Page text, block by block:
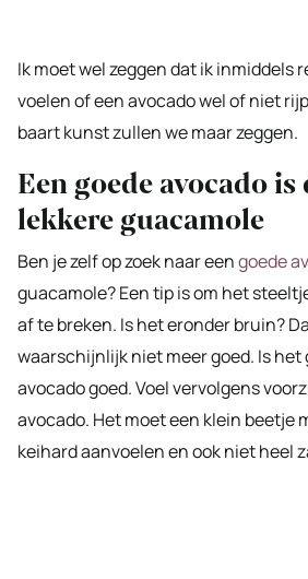
Ik moet wel zeggen dat ik inmiddels
voelen of een avocado wel of niet
baart kunst zullen we maar zeggen.
Een goede avocado is
lekkere guacamole
Ben je zelf op zoek naar eengoede
guacamole? Een tip is om het
af te breken. Is het eronder bruin?
waarschijnlijk niet meer goed. Is het
avocado goed. Voel vervolgens
avocado. Het moet een klein beetje
keihard aanvoelen en ook niet heel